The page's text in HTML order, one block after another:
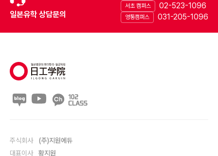
일본유학 상담문의
서초 캠퍼스 02-523-1096
영통캠퍼스 031-205-1096
주식회사
(주)지원에듀
대표이사
황지원